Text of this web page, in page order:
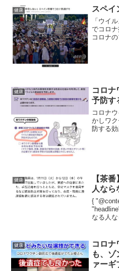
健康 スペイ
「ウイ
でコロ
コロナ
健康
コロナ
予防す
コロナ
かしワ
防する
が、こ
健康
【茶
人なら
{
なる人
健康
コロナ
も、ゾ
ァーギ